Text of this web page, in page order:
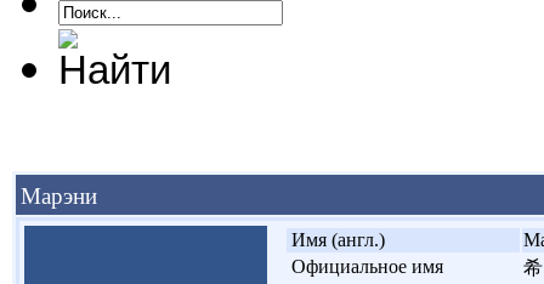
Марэни
Имя (англ.)
Официальное имя
希